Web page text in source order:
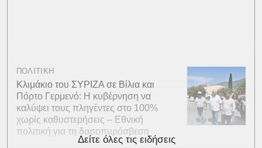
ΠΟΛΙΤΙΚΗ
Κλιμάκιο του ΣΥΡΙΖΑ σε Βίλια και
Πόρτο Γερμενό: Η κυβέρνηση να
καλύψει τους πληγέντες στο 100%
χωρίς καθυστερήσεις – Εθνική
πολιτική για τη δασοπυρόσβεση
Δείτε όλες τις ειδήσεις